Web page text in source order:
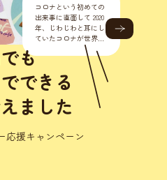
という初めての
に直面して 2020
わじわと耳にし
コロナが世界的
り始めました。
んな様々なとこ
響が出るなんて
し
る
た
ペーン